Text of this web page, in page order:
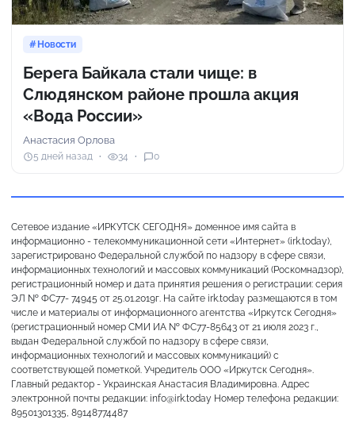
Новости
Берега Байкала стали чище: в
Слюдянском районе прошла акция
«Вода России»
Анастасия Орлова
5 дней назад 34 0
Сетевое издание «ИРКУТСК СЕГОДНЯ» доменное имя сайта в
информационно - телекоммуникационной сети «Интернет» (irk.today),
зарегистрировано Федеральной службой по надзору в сфере связи,
информационных технологий и массовых коммуникаций (Роскомнадзор),
регистрационный номер и дата принятия решения о регистрации: серия
ЭЛ № ФС77- 74945 от 25.01.2019г. На сайте irk.today размещаются в том
числе и материалы от информационного агентства «Иркутск Сегодня»
(регистрационный номер СМИ ИА № ФС77-85643 от 21 июля 2023 г.,
выдан Федеральной службой по надзору в сфере связи,
информационных технологий и массовых коммуникаций) с
соответствующей пометкой. Учредитель ООО «Иркутск Сегодня».
Главный редактор - Украинская Анастасия Владимировна. Адрес
электронной почты редакции: info@irk.today Номер телефона редакции:
89501301335, 89148774487